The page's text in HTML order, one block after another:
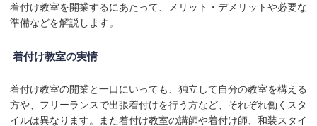
着付け教室を開業するにあたって、メリット・デメリットや必要な
準備などを解説します。
着付け教室の実情
着付け教室の開業と一口にいっても、独立して自分の教室を構える
方や、フリーランスで出張着付けを行う方など、それぞれ働くスタ
イルは異なります。また着付け教室の講師や着付け師、和装スタイ